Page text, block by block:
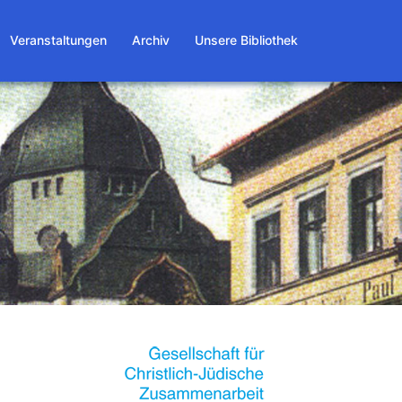
Veranstaltungen Archiv Unsere Bibliothek